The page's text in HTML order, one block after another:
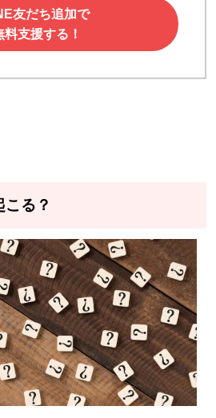
友だち追加で
料支援する！
る？